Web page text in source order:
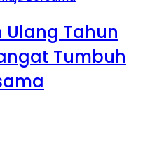
Tahun
Tumbuh